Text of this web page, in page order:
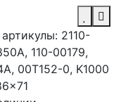
2110-
110-00179,
00T152-0, K1000